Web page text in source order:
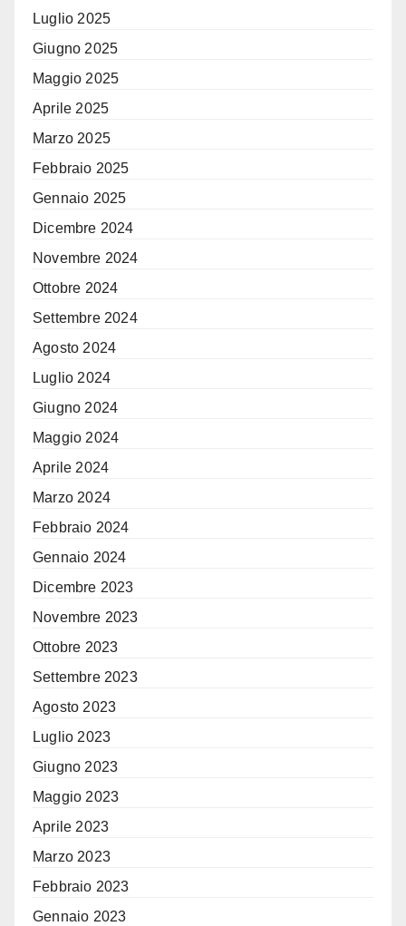
Luglio 2025
Giugno 2025
Maggio 2025
Aprile 2025
Marzo 2025
Febbraio 2025
Gennaio 2025
Dicembre 2024
Novembre 2024
Ottobre 2024
Settembre 2024
Agosto 2024
Luglio 2024
Giugno 2024
Maggio 2024
Aprile 2024
Marzo 2024
Febbraio 2024
Gennaio 2024
Dicembre 2023
Novembre 2023
Ottobre 2023
Settembre 2023
Agosto 2023
Luglio 2023
Giugno 2023
Maggio 2023
Aprile 2023
Marzo 2023
Febbraio 2023
Gennaio 2023